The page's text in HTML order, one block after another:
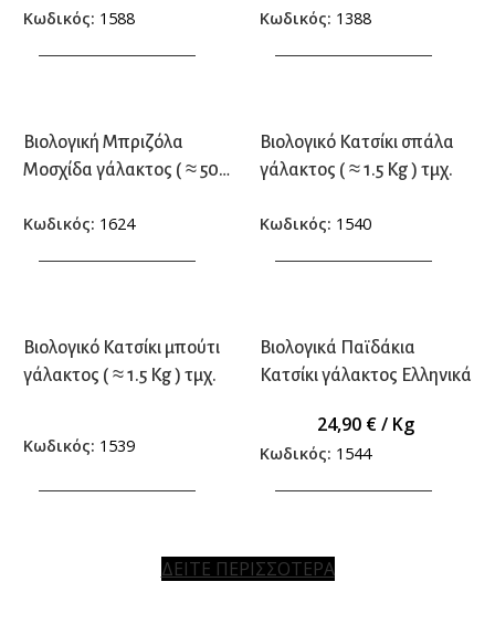
Κωδικός: 1588 Κωδικός: 1388
Βιολογική Μπριζόλα
Μοσχίδα γάλακτος ( ≈ 500
Κωδικός: 1624
Βιολογικό Κατσίκι σπάλα
γάλακτος ( ≈ 1.5 Kg ) τμχ.
Κωδικός: 1540
Βιολογικό Κατσίκι μπούτι
γάλακτος ( ≈ 1.5 Kg ) τμχ.
Κωδικός: 1539
Βιολογικά Παϊδάκια
Κατσίκι γάλακτος Ελληνικά
24,90 €/ Kg
Κωδικός: 1544
ΔΕΙΤΕ ΠΕΡΙΣΣΟΤΕΡΑ